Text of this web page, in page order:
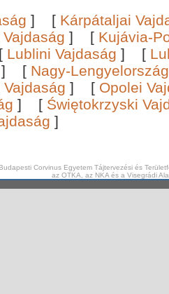
] [ Kárpátaljai
] [ Kujávia-
[ Lublini Vajdaság ] [
] [ Nagy-
] [ Opolei
] [ Świętokrzyski
]
Corvinus Egyetem Tájtervezési és
az OTKA, az NKA és a Visegrádi